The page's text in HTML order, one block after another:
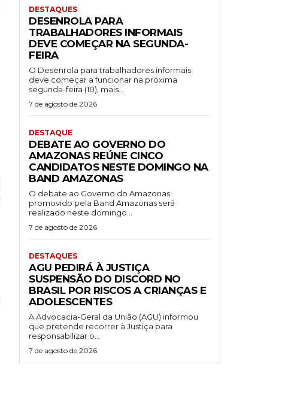
DESTAQUES
DESENROLA PARA
TRABALHADORES INFORMAIS
DEVE COMEÇAR NA SEGUNDA-
FEIRA
O Desenrola para trabalhadores informais
deve começar a funcionar na próxima
segunda-feira (10), mais...
7 de agosto de 2026
DESTAQUE
DEBATE AO GOVERNO DO
AMAZONAS REÚNE CINCO
CANDIDATOS NESTE DOMINGO NA
BAND AMAZONAS
O debate ao Governo do Amazonas
promovido pela Band Amazonas será
realizado neste domingo...
7 de agosto de 2026
DESTAQUES
AGU PEDIRÁ À JUSTIÇA
SUSPENSÃO DO DISCORD NO
BRASIL POR RISCOS A CRIANÇAS E
ADOLESCENTES
A Advocacia-Geral da União (AGU) informou
que pretende recorrer à Justiça para
responsabilizar o...
7 de agosto de 2026